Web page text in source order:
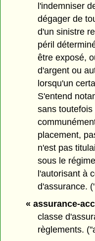
l'indemniser
dégager de
d'un sinistre
péril
être exposé,
d'argent ou
lorsqu'un
S'entend
sans
placement,
n'est pas
sous le
l'autorisant à
d'assurance.
« assurance-
classe
règlements.